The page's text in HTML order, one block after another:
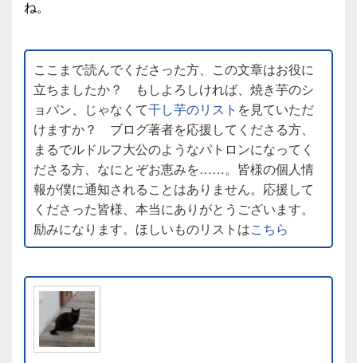
ね。
ここまで読んでくださった方、この文章はお役に
立ちましたか？ もしよろしければ、焼き芋のシ
ョパン、じゃなくて干し芋のリスト を見ていただ
けますか？ ブログ著者を応援してくださる方、
まるでルドルフ大公のようなパトロンになってく
ださる方、なにとぞお恵みを……。皆様の個人情
報が僕に通知されることはありません。応援して
くださった皆様、本当にありがとうございます。
励みになります。ほしいものリストはこちら